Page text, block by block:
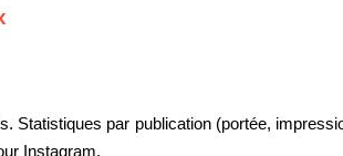
Statistiques par publication (portée,
Instagram.